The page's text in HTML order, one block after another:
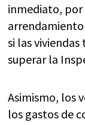
inmediato,
arrendamiento
si las
superar la
Asimismo, los
los gastos de